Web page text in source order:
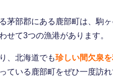
茅部郡にある鹿部町は、駒
せて3つの漁港があります。
、北海道でも珍しい間欠泉
ている鹿部町をぜひ一度訪れ